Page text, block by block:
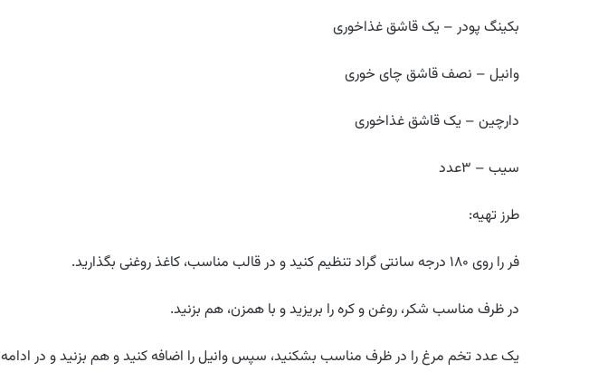
بکینگ پودر – یک قاشق غذاخوری
وانیل – نصف قاشق چای خوری
دارچین – یک قاشق غذاخوری
سیب – ۳عدد
طرز تهیه:
فر را روی ۱۸۰ درجه سانتی گراد تنظیم کنید و در قالب مناسب، کاغذ روغنی بگذارید.
در ظرف مناسب شکر، روغن و کره را بریزید و با همزن، هم بزنید.
یک عدد تخم مرغ را در ظرف مناسب بشکنید، سپس وانیل را اضافه کنید و هم بزنید و در ادامه ۲عدد تخم مرغ دیگر را اضافه کنید.